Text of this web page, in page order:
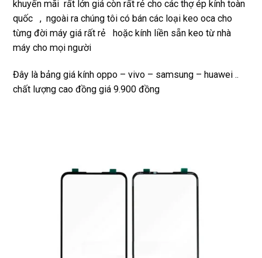
tôt
khuyến mãi rất lớn giá còn rất rẻ cho các thợ ép kính toàn
quốc , ngoài ra chúng tôi có bán các loại keo oca cho
từng đời máy giá rất rẻ hoặc kính liền sẵn keo từ nhà
máy cho mọi người
Đây là bảng giá kính oppo – vivo – samsung – huawei ..
chất lượng cao đồng giá 9.900 đồng